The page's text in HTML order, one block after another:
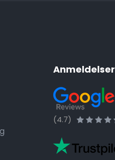
Anmeldelser
(4.7)